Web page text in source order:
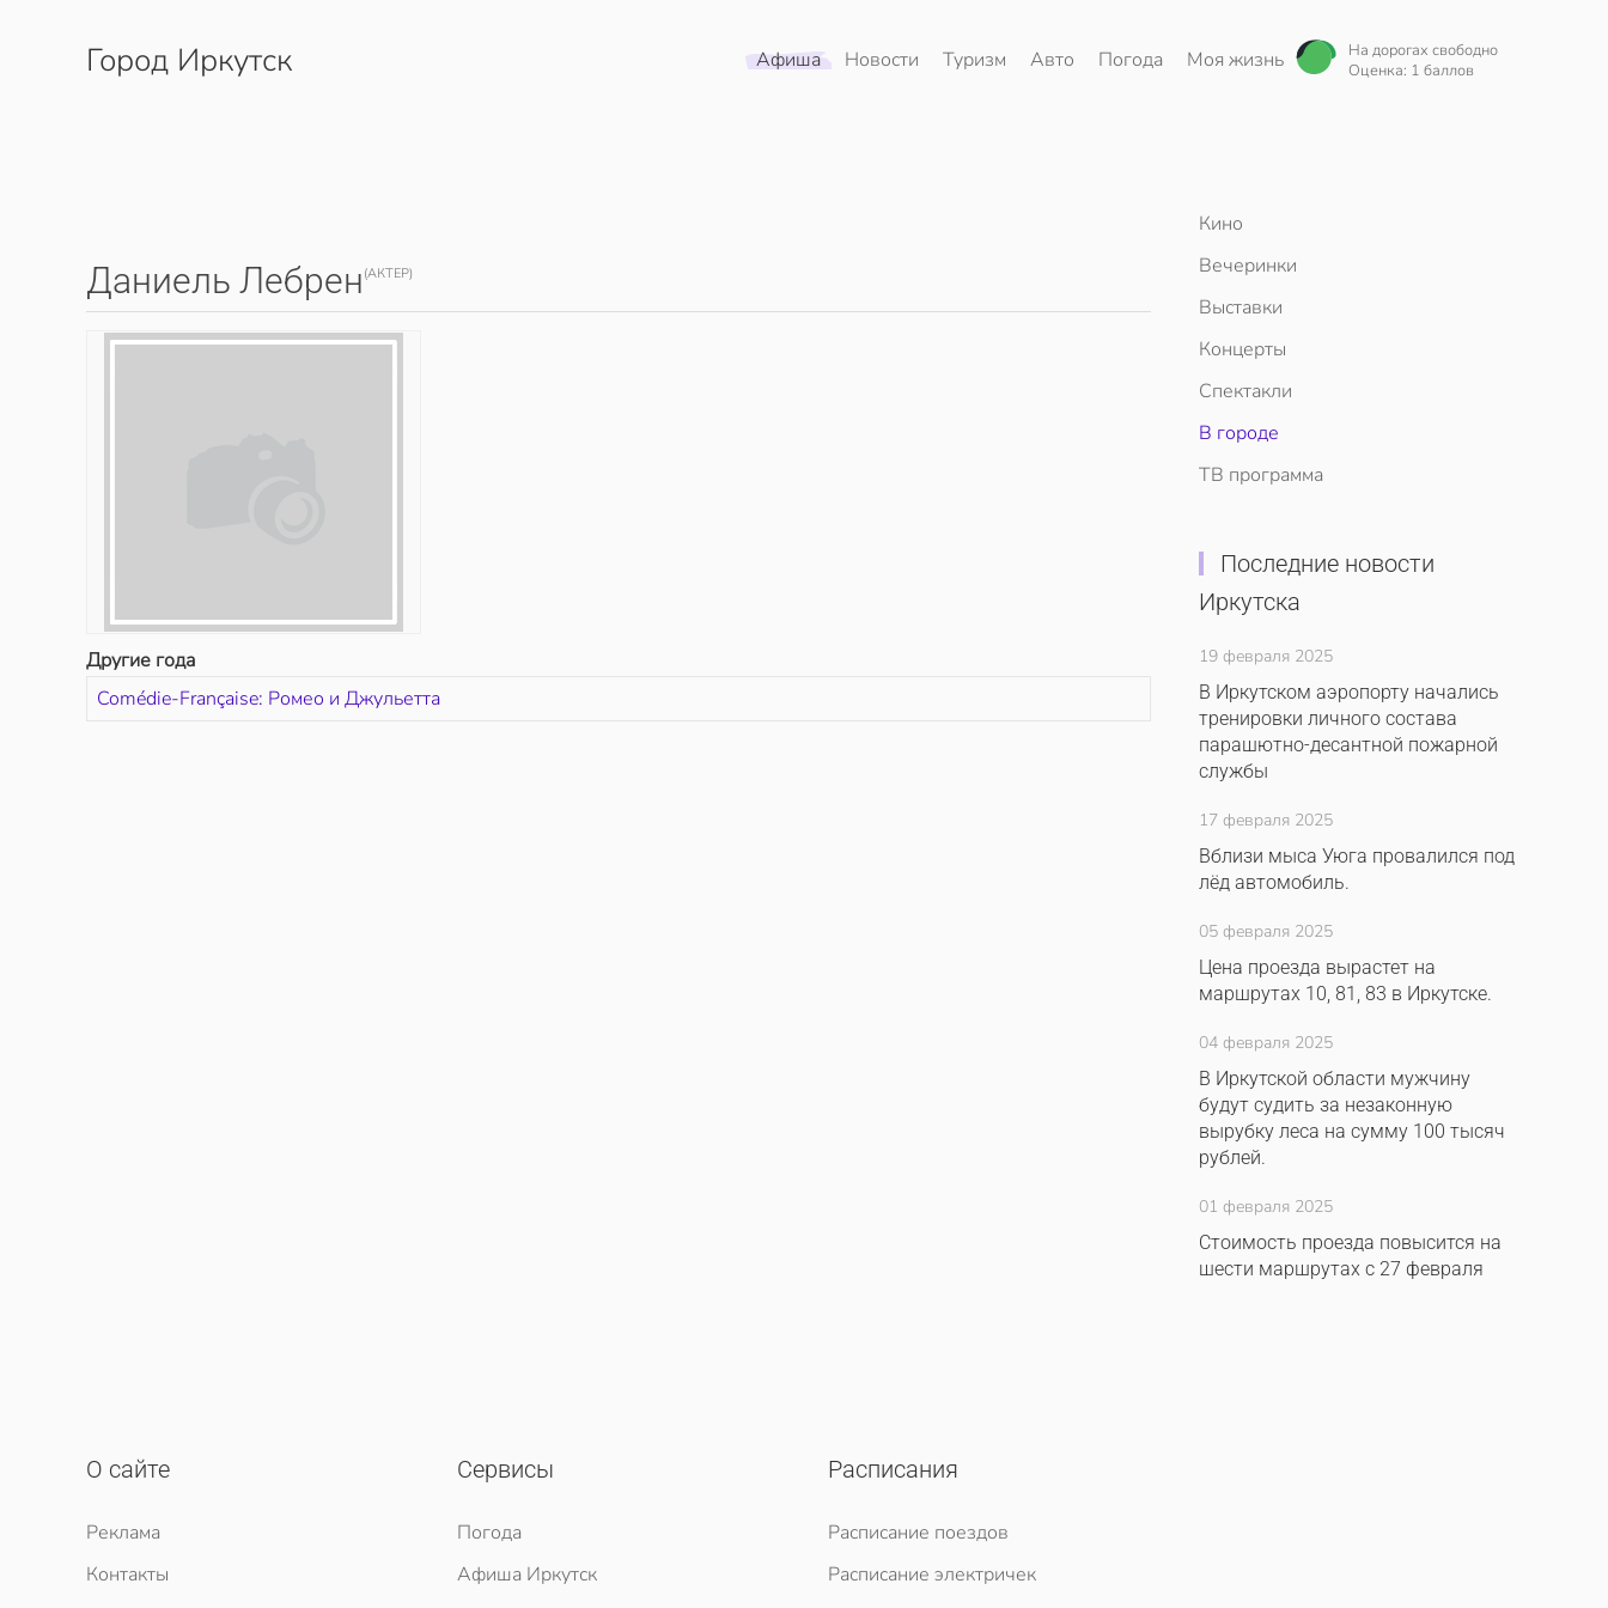
Перейти к содержимому
Город Иркутск Афиша Новости Туризм Авто Погода Моя жизнь
На дорогах свободно
Оценка: 1 баллов
Даниель Лебрен (АКТЕР)
Другие года
Comédie-Française: Ромео и Джульетта
Кино
Вечеринки
Выставки
Концерты
Спектакли
В городе
ТВ программа
Последние новости
Иркутска
19 февраля 2025
В Иркутском аэропорту начались
тренировки личного состава
парашютно-десантной пожарной
службы
17 февраля 2025
Вблизи мыса Уюга провалился под
лёд автомобиль.
05 февраля 2025
Цена проезда вырастет на
маршрутах 10, 81, 83 в Иркутске.
04 февраля 2025
В Иркутской области мужчину
будут судить за незаконную
вырубку леса на сумму 100 тысяч
рублей.
01 февраля 2025
Стоимость проезда повысится на
шести маршрутах с 27 февраля
О сайте
Реклама
Контакты
Сервисы
Погода
Афиша Иркутск
Расписания
Расписание поездов
Расписание электричек